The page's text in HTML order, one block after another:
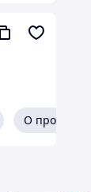
О продавце